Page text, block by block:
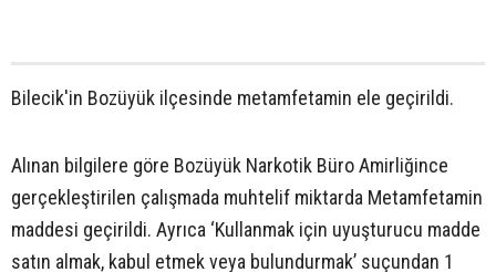
Bilecik'in Bozüyük ilçesinde metamfetamin ele geçirildi.
Alınan bilgilere göre Bozüyük Narkotik Büro Amirliğince
gerçekleştirilen çalışmada muhtelif miktarda Metamfetamin
maddesi geçirildi. Ayrıca ‘Kullanmak için uyuşturucu madde
satın almak, kabul etmek veya bulundurmak’ suçundan 1